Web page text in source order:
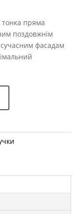
пряма
поздовжнім
сучасним фасадам